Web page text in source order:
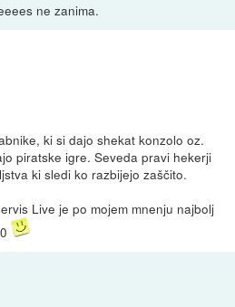
ne zanima.
ki si dajo shekat konzolo oz.
piratske igre. Seveda pravi hekerji
ki sledi ko razbijejo zaščito.
Live je po mojem mnenju najbolj